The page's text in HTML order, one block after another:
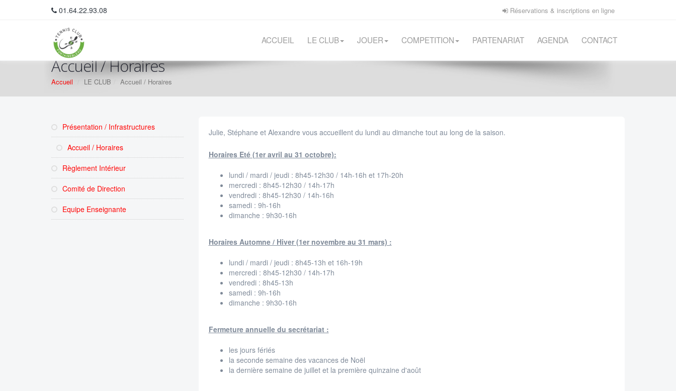
01.64.22.93.08 Réservations & inscriptions en ligne
ACCUEIL LE CLUB JOUER COMPETITION PARTENARIAT AGENDA CONTACT
Accueil / Horaires
Accueil LE CLUB Accueil / Horaires
Présentation / Infrastructures
Accueil / Horaires
Règlement Intérieur
Comité de Direction
Equipe Enseignante
Julie, Stéphane et Alexandre vous accueillent du lundi au dimanche tout au long de la saison.
Horaires Eté (1er avril au 31 octobre):
lundi / mardi / jeudi : 8h45-12h30 / 14h-16h et 17h-20h
mercredi : 8h45-12h30 / 14h-17h
vendredi : 8h45-12h30 / 14h-16h
samedi : 9h-16h
dimanche : 9h30-16h
Horaires Automne / Hiver (1er novembre au 31 mars) :
lundi / mardi / jeudi : 8h45-13h et 16h-19h
mercredi : 8h45-12h30 / 14h-17h
vendredi : 8h45-13h
samedi : 9h-16h
dimanche : 9h30-16h
Fermeture annuelle du secrétariat :
les jours fériés
la seconde semaine des vacances de Noël
la dernière semaine de juillet et la première quinzaine d'août